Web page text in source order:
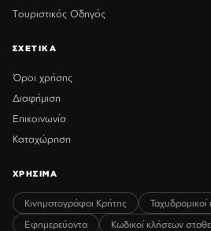
Τουριστικός Οδηγός
ΣΧΕΤΙΚΑ
Όροι χρήσης
Διαφήμιση
Επικοινωνία
Καταχώρηση
ΧΡΗΣΙΜΑ
Κινηματογράφοι Κρήτης
Ταχυδρομικοί
Εφημερεύοντα
Κωδικοί κλήσεων